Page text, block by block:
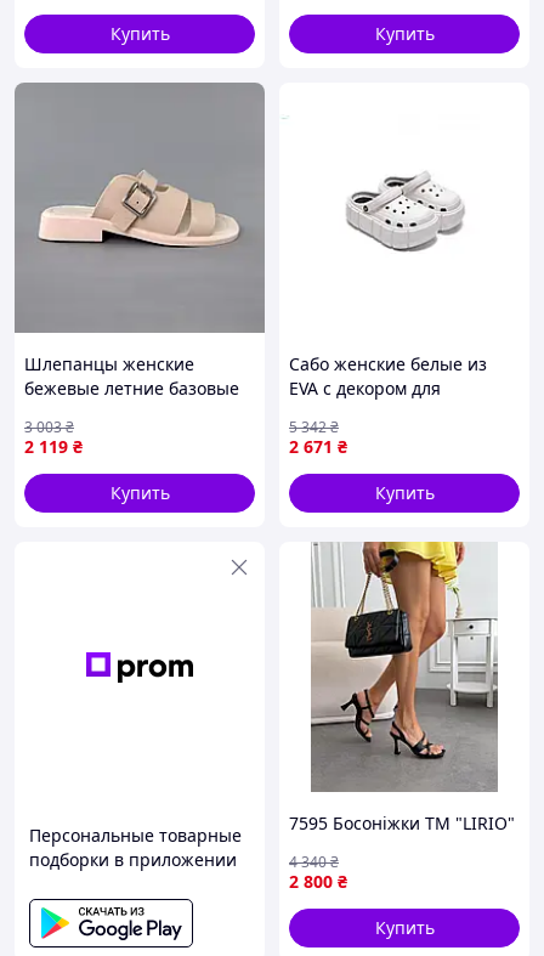
Купить Купить
Шлепанцы женские
бежевые летние базовые
Шльопанці жіночі бежеві
літні базові натуральна
шкіра
2 119 ₴
3 003₴
Купить
Сабо женские белые из
EVA с декором для
повседневной жизни
размер 36-40 ТМ
PROGRESS
2 671 ₴
5 342₴
Купить
Персональные товарные
подборки в приложении
7595 Босоніжки ТМ "LIRIO"
2 800 ₴
4 340₴
Купить